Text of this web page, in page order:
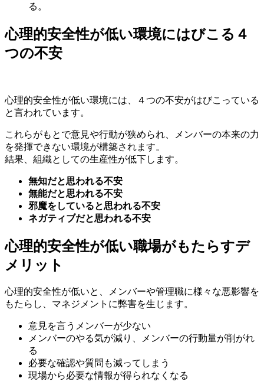
る。
心理的安全性が低い環境にはびこる４
つの不安
心理的安全性が低い環境には、４つの不安がはびこっている
と言われています。
これらがもとで意見や行動が狭められ、メンバーの本来の力
を発揮できない環境が構築されます。
結果、組織としての生産性が低下します。
無知だと思われる不安
無能だと思われる不安
邪魔をしていると思われる不安
ネガティブだと思われる不安
心理的安全性が低い職場がもたらすデ
メリット
心理的安全性が低いと、メンバーや管理職に様々な悪影響を
もたらし、マネジメントに弊害を生じます。
意見を言うメンバーが少ない
メンバーのやる気が減り、メンバーの行動量が削がれ
る
必要な確認や質問も減ってしまう
現場から必要な情報が得られなくなる